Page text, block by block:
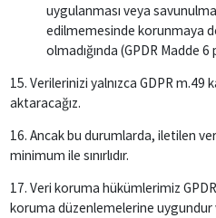
uygulanması veya
edilmemesinde korunmaya
olmadığında (GPDR Madde
15. Verilerinizi yalnızca GDPR m.49
aktaracağız.
16. Ancak bu durumlarda, iletilen
minimum ile sınırlıdır.
17. Veri koruma hükümlerimiz
koruma düzenlemelerine uygundur